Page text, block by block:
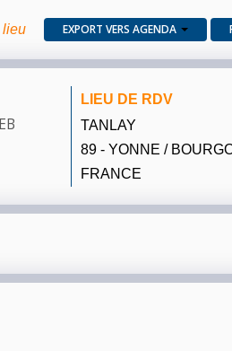
lieu EXPORT VERS AGENDA
LIEU DE RDV
TANLAY
89 - YONNE /
FRANCE